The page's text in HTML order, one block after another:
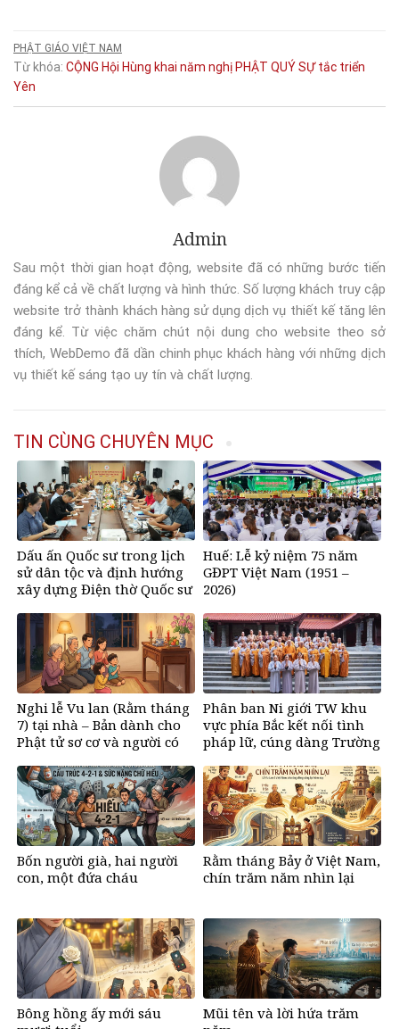
PHẬT GIÁO VIỆT NAM
Từ khóa: CỘNG Hội Hùng khai năm nghị PHẬT QUÝSỰ tắc triển
Yên
Admin
Sau một thời gian hoạt động, website đã có những bước tiến
đáng kể cả về chất lượng và hình thức. Số lượng khách truy cập
website trở thành khách hàng sử dụng dịch vụ thiết kế tăng lên
đáng kể. Từ việc chăm chút nội dung cho website theo sở
thích, WebDemo đã dần chinh phục khách hàng với những dịch
vụ thiết kế sáng tạo uy tín và chất lượng.
TIN CÙNG CHUYÊN MỤC
Dấu ấn Quốc sư trong lịch
sử dân tộc và định hướng
xây dựng Điện thờ Quốc sư
Huế: Lễ kỷ niệm 75 năm
GĐPT Việt Nam (1951 –
2026)
Nghi lễ Vu lan (Rằm tháng
7) tại nhà – Bản dành cho
Phật tử sơ cơ và người có
Phân ban Ni giới TW khu
vực phía Bắc kết nối tình
pháp lữ, cúng dàng Trường
mùa an cư
Bốn người già, hai người
con, một đứa cháu
Rằm tháng Bảy ở Việt Nam,
chín trăm năm nhìn lại
Bông hồng ấy mới sáu
Mũi tên và lời hứa trăm